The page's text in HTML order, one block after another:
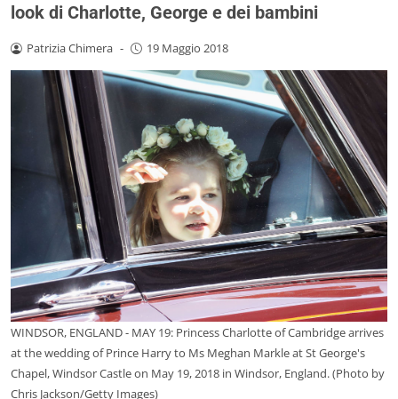
look di Charlotte, George e dei bambini
Patrizia Chimera - 19 Maggio 2018
WINDSOR, ENGLAND - MAY 19: Princess Charlotte of Cambridge arrives
at the wedding of Prince Harry to Ms Meghan Markle at St George's
Chapel, Windsor Castle on May 19, 2018 in Windsor, England. (Photo by
Chris Jackson/Getty Images)